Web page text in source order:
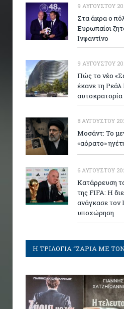
9 ΑΥΓΟΎΣΤΟΥ
Στα άκρα ο
Ευρωπαίοι
Ινφαντίνο
9 ΑΥΓΟΎΣΤΟΥ
Πώς το νέο
έκανε τη Ρεάλ
αυτοκρατορία
8 ΑΥΓΟΎΣΤΟΥ
Μοσάντ: Το
«αόρατο»
6 ΑΥΓΟΎΣΤΟΥ
Κατάρρευση
της FIFA: Η
ανάγκασε τον
υποχώρηση
Η ΤΡΙΛΟΓΙΑ “ΖΑΡΙΑ ΜΕ